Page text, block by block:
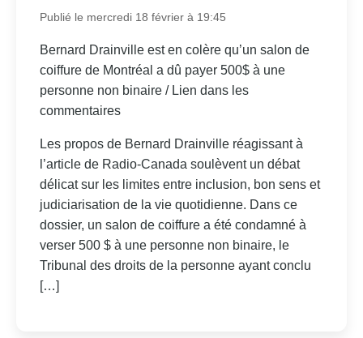
Publié le mercredi 18 février à 19:45
Bernard Drainville est en colère qu’un salon de
coiffure de Montréal a dû payer 500$ à une
personne non binaire / Lien dans les
commentaires
Les propos de Bernard Drainville réagissant à
l’article de Radio-Canada soulèvent un débat
délicat sur les limites entre inclusion, bon sens et
judiciarisation de la vie quotidienne. Dans ce
dossier, un salon de coiffure a été condamné à
verser 500 $ à une personne non binaire, le
Tribunal des droits de la personne ayant conclu
[…]